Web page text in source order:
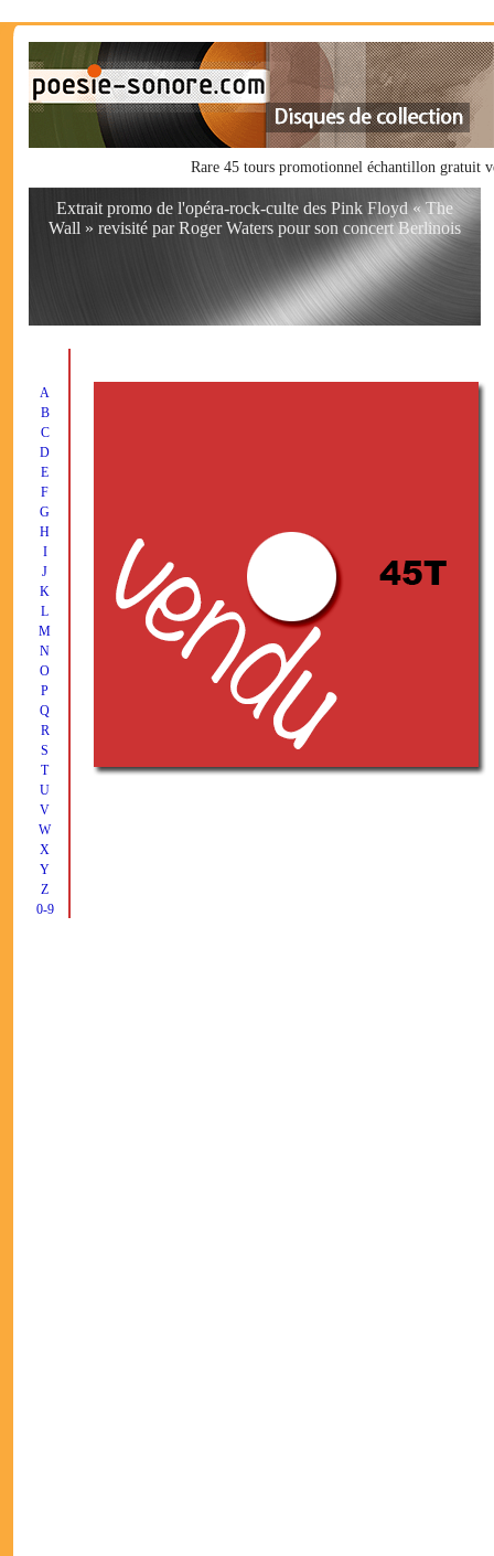
Rare 45 tours promotionnel échantillon
Extrait promo de l'opéra-rock-culte des Pink Floyd « The
Wall » revisité par Roger Waters pour son concert Berlinois
A
B
C
D
E
F
G
H
I
J
K
L
M
N
O
P
Q
R
S
T
U
V
W
X
Y
Z
0-9